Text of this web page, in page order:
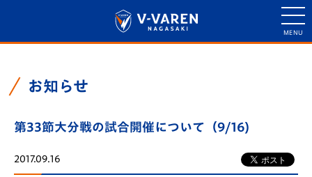
お知らせ
第33節大分戦の試合開催について（9/16)
2017.09.16